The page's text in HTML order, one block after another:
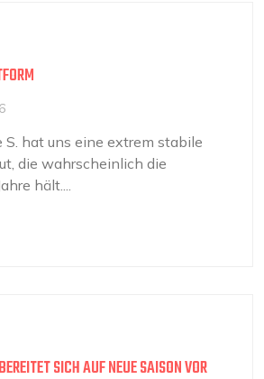
hat uns eine extrem stabile
die wahrscheinlich die
hält....
SICH AUF NEUE SAISON VOR